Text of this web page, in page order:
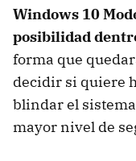
Windows 10
posibilidad
forma que
decidir si quiere
blindar el
mayor nivel de